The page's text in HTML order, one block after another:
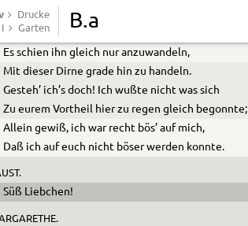
Drucke
Garten B.a
Ach, dacht’ ich, hat er in deinem Betragen
Was Freches, Unanständiges gesehn?
Es schien ihn gleich nur anzuwandeln,
Mit dieser Dirne grade hin zu handeln.
Gesteh’ ich’s doch! Ich wußte nicht was sich
Zu eurem Vortheil hier zu regen gleich begonnte;
Allein gewiß, ich war recht bös’ auf mich,
Daß ich auf euch nicht böser werden konnte.
Süß Liebchen!